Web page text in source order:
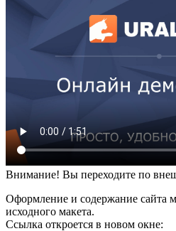
Внимание! Вы переходите по
Оформление и содержание сайта
исходного макета.
Ссылка откроется в новом окне: